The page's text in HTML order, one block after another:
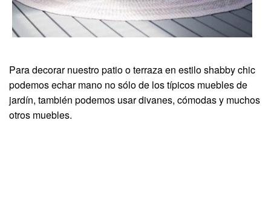
Para decorar nuestro patio o terraza en estilo shabby chic
podemos echar mano no sólo de los típicos muebles de
jardín, también podemos usar divanes, cómodas y muchos
otros muebles.